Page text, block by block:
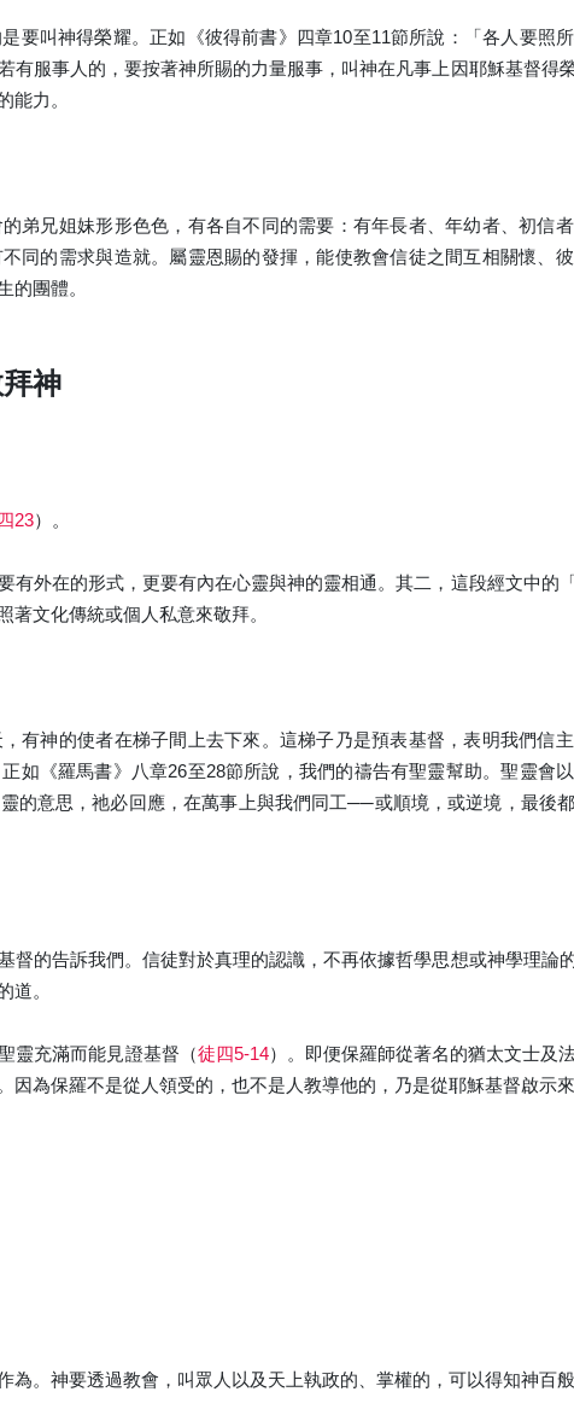
要叫神得榮耀。正如《彼得前書》四章10至11節所說：「各人要照
有服事人的，要按著神所賜的力量服事，叫神在凡事上因耶穌基督得
能力。
弟兄姐妹形形色色，有各自不同的需要：有年長者、年幼者、初信
同的需求與造就。屬靈恩賜的發揮，能使教會信徒之間互相關懷、
的團體。
神
23）。
有外在的形式，更要有內在心靈與神的靈相通。其二，這段經文中的
文化傳統或個人私意來敬拜。
有神的使者在梯子間上去下來。這梯子乃是預表基督，表明我們信
如《羅馬書》八章26至28節所說，我們的禱告有聖靈幫助。聖靈會
的意思，祂必回應，在萬事上與我們同工──或順境，或逆境，最後
督的告訴我們。信徒對於真理的認識，不再依據哲學思想或神學理論
道。
靈充滿而能見證基督（徒四5-14）。即便保羅師從著名的猶太文士及
因為保羅不是從人領受的，也不是人教導他的，乃是從耶穌基督啟示
為。神要透過教會，叫眾人以及天上執政的、掌權的，可以得知神百